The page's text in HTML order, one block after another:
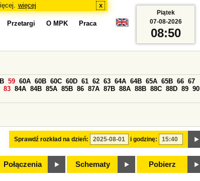
więcej x
Przetargi O MPK Praca
Sprawdź rozkład na dzień: i godzinę:
59 60A 60B 60C 60D 61 62 63 64A 64B 65A 65B 66 67
83 84A 84B 85A 85B 86 87A 87B 88A 88B 88C 88D 89 90
Połączenia Schematy Pobierz
Piątek
07-08-2026
08:50